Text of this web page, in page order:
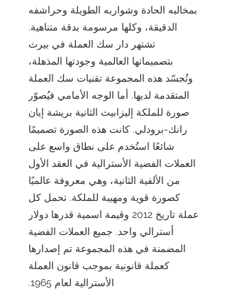
بمخالبه الحادة وشواربه الطويلة وحراشفه
الدقيقة، وكلها مرسومة بدقة متناهية.
تشتهر دار سك العملة في بيرث
بتصميماتها العالمية وجودتها المذهلة،
وتُجسّد هذه المجموعة تقنيات سك العملة
المتقدمة لديها. أما الوجه الأمامي فيُصوّر
صورة للملكة إليزابيث الثانية بريشة إيان
رانك-برودلي. كانت هذه الصورة تصميمًا
شائعًا استُخدم على نطاق واسع على
العملات الفضية الأسترالية في العقد الأول
من الألفية الثانية، وهي معروفة عالميًا
كصورة قوية ومهيبة للملكة. تحمل كل
عملة تاريخ 2012 وقيمة اسمية قدرها دولار
أسترالي واحد. جميع العملات الفضية
المضمنة في هذه المجموعة تم إصدارها
كعملة قانونية بموجب قانون العملة
الأسترالية لعام 1965.